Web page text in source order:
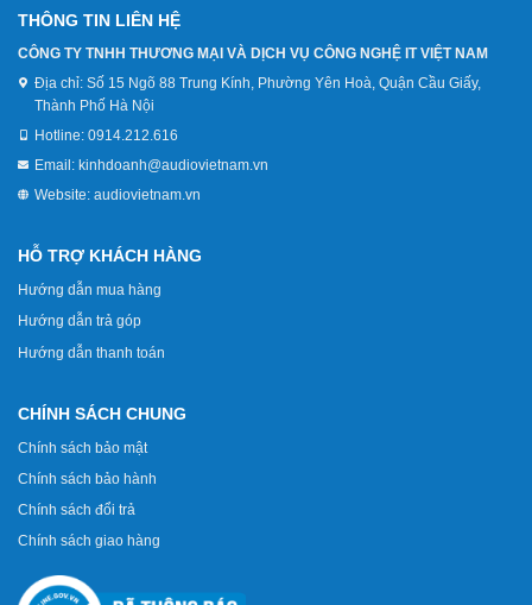
THÔNG TIN LIÊN HỆ
CÔNG TY TNHH THƯƠNG MẠI VÀ DỊCH VỤ CÔNG NGHỆ IT VIỆT NAM
Địa chỉ: Số 15 Ngõ 88 Trung Kính, Phường Yên Hoà, Quận Cầu Giấy,
Thành Phố Hà Nội
Hotline: 0914.212.616
Email: kinhdoanh@audiovietnam.vn
Website: audiovietnam.vn
HỖ TRỢ KHÁCH HÀNG
Hướng dẫn mua hàng
Hướng dẫn trả góp
Hướng dẫn thanh toán
CHÍNH SÁCH CHUNG
Chính sách bảo mật
Chính sách bảo hành
Chính sách đổi trả
Chính sách giao hàng